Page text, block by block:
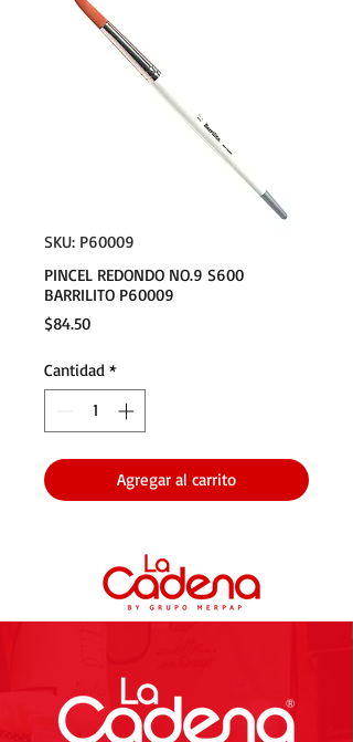
SKU: P60009
PINCEL REDONDO NO.9 S600
BARRILITO P60009
$84.50Precio
Cantidad *
Agregar al carrito